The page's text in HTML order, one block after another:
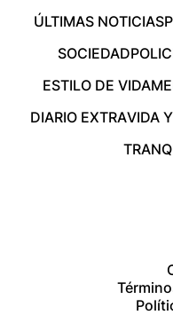
ÚLTIMAS NOTICIAS
SOCIEDAD
ESTILO DE VIDA
DIARIO EXTRAVIDA